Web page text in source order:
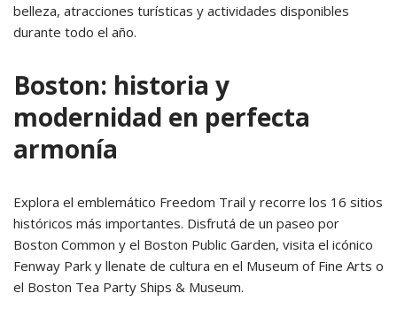
belleza, atracciones turísticas y actividades disponibles
durante todo el año.
Boston: historia y
modernidad en perfecta
armonía
Explora el emblemático Freedom Trail y recorre los 16 sitios
históricos más importantes. Disfrutá de un paseo por
Boston Common y el Boston Public Garden, visita el icónico
Fenway Park y llenate de cultura en el Museum of Fine Arts o
el Boston Tea Party Ships & Museum.